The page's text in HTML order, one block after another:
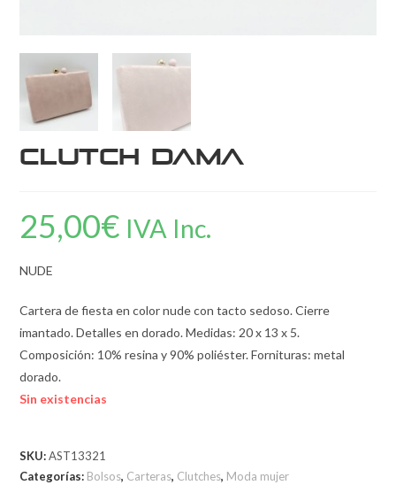
Clutch Dama
25,00€ IVA Inc.
NUDE
Cartera de fiesta en color nude con tacto sedoso. Cierre
imantado. Detalles en dorado. Medidas: 20 x 13 x 5.
Composición: 10% resina y 90% poliéster. Fornituras: metal
dorado.
Sin existencias
SKU:AST13321
Categorías: Bolsos, Carteras, Clutches, Moda mujer